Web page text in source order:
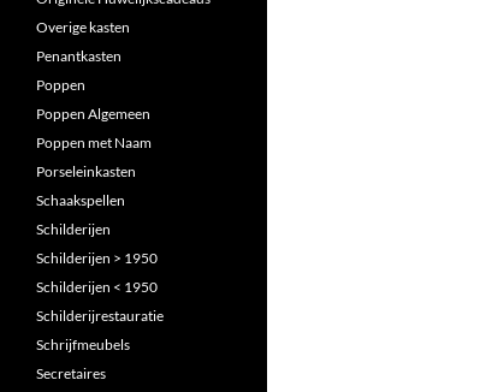
Overige kasten
Penantkasten
Poppen
Poppen Algemeen
Poppen met Naam
Porseleinkasten
Schaakspellen
Schilderijen
Schilderijen > 1950
Schilderijen < 1950
Schilderijrestauratie
Schrijfmeubels
Secretaires